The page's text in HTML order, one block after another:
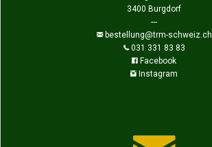
3400 Burgdorf
---
bestellung@trm-schweiz.ch
031 331 83 83
Facebook
Instagram